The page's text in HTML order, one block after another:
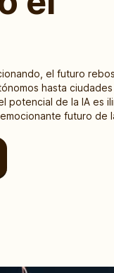
el futuro
hasta ciudades
potencial de la IA es
futuro de